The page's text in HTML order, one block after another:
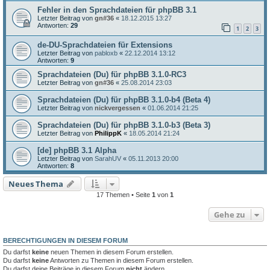
Fehler in den Sprachdateien für phpBB 3.1
Letzter Beitrag von gn#36 « 18.12.2015 13:27
Antworten: 29 1 2 3
de-DU-Sprachdateien für Extensions
Letzter Beitrag von pabloxb « 22.12.2014 13:12
Antworten: 9
Sprachdateien (Du) für phpBB 3.1.0-RC3
Letzter Beitrag von gn#36 « 25.08.2014 23:03
Sprachdateien (Du) für phpBB 3.1.0-b4 (Beta 4)
Letzter Beitrag von nickvergessen « 01.06.2014 21:25
Sprachdateien (Du) für phpBB 3.1.0-b3 (Beta 3)
Letzter Beitrag von PhilippK « 18.05.2014 21:24
[de] phpBB 3.1 Alpha
Letzter Beitrag von SarahUV « 05.11.2013 20:00
Antworten: 8
Neues Thema
17 Themen • Seite 1 von 1
Gehe zu
BERECHTIGUNGEN IN DIESEM FORUM
Du darfst keine neuen Themen in diesem Forum erstellen.
Du darfst keineAntworten zu Themen in diesem Forum erstellen.